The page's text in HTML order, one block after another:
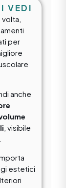
VEDI
per
anche
, visibile
estetici